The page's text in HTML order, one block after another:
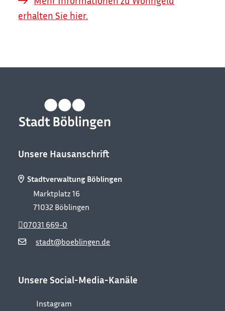
erhalten Sie hier.
Unsere Hausanschrift
Stadtverwaltung Böblingen
Marktplatz 16
71032 Böblingen
stadt@boeblingen.de
07031 669-0
Unsere Social-Media-Kanäle
Instagram